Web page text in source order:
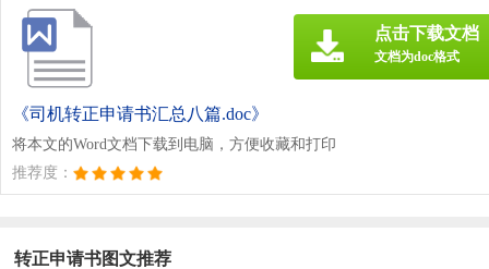
《司机转正申请书汇总八篇.doc》
将本文的Word文档下载到电脑，方便收藏和打印
推荐度：
点击下载文档
文档为doc格式
转正申请书图文推荐